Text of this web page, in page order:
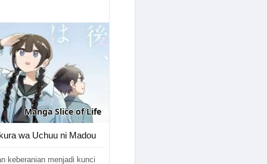
MangaSlice of Life
wa Uchuu ni Madou
keberanian menjadi kunci